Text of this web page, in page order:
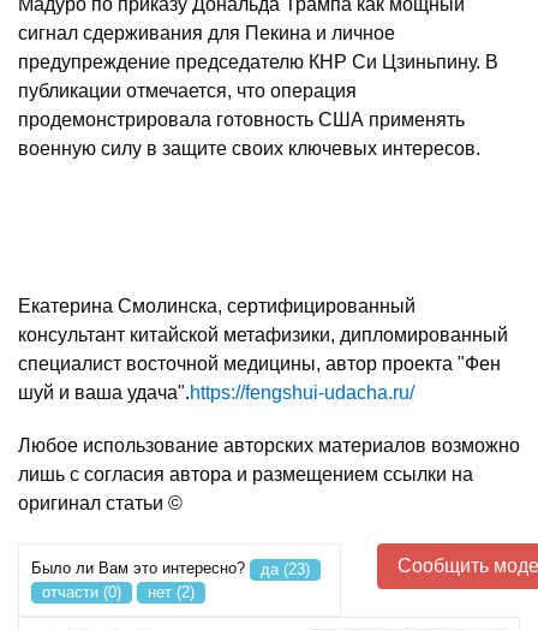
Мадуро по приказу Дональда Трампа как мощный
сигнал сдерживания для Пекина и личное
предупреждение председателю КНР Си Цзиньпину. В
публикации отмечается, что операция
продемонстрировала готовность США применять
военную силу в защите своих ключевых интересов.
Екатерина Смолинска, сертифицированный
консультант китайской метафизики, дипломированный
специалист восточной медицины, автор проекта "Фен
шуй и ваша удача".https://fengshui-udacha.ru/
Любое использование авторских материалов возможно
лишь с согласия автора и размещением ссылки на
оригинал статьи ©
Было ли Вам это интересно?
да (23)
отчасти (0)
нет (2)
Сообщить